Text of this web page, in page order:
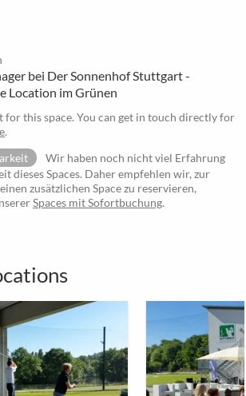
bei Der Sonnenhof Stuttgart -
Location im Grünen
for this space. You can get in touch directly for
.
Wir haben noch nicht viel Erfahrung
dieses Spaces. Daher empfehlen wir, zur
zusätzlichen Space zu reservieren,
Spaces mit Sofortbuchung.